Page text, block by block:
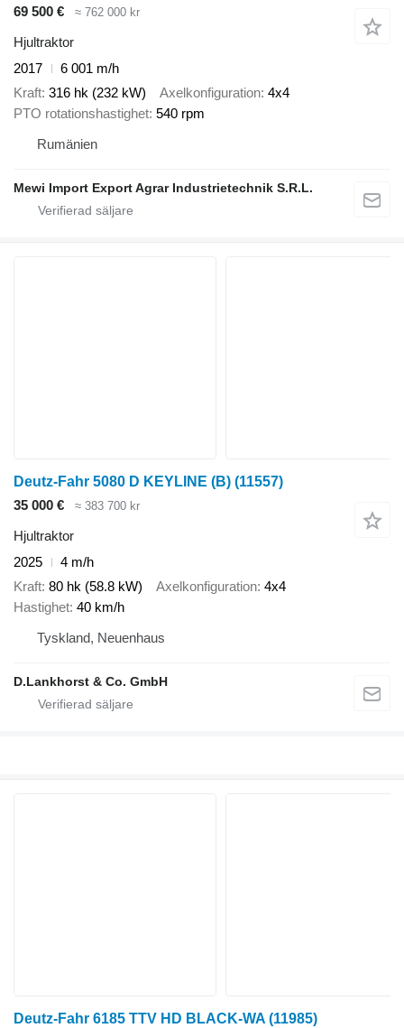
69 500 €
≈ 762 000 kr
Hjultraktor
2017
6 001 m/h
Kraft 316 hk (232 kW) Axelkonfiguration 4x4
PTO rotationshastighet 540 rpm
Rumänien
Mewi Import Export Agrar Industrietechnik S.R.L.
Deutz-Fahr 5080 D KEYLINE (B) (11557)
35 000 €
≈ 383 700 kr
Hjultraktor
2025
4 m/h
Kraft 80 hk (58.8 kW) Axelkonfiguration 4x4
Hastighet 40 km/h
Tyskland, Neuenhaus
D.Lankhorst & Co. GmbH
Deutz-Fahr 6185 TTV HD BLACK-WA (11985)